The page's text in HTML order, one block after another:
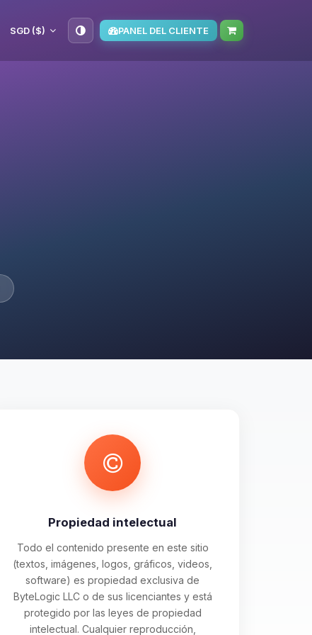
SGD ($) PANEL DEL CLIENTE
Propiedad intelectual
Todo el contenido presente en este sitio
(textos, imágenes, logos, gráficos, videos,
software) es propiedad exclusiva de
ByteLogic LLC o de sus licenciantes y está
protegido por las leyes de propiedad
intelectual. Cualquier reproducción,